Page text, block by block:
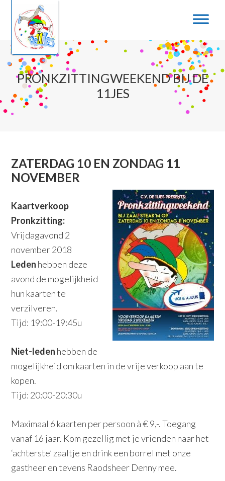
naar
hoofd
inhoud
naar
eerste
sidebar
PRONKZITTINGWEEKEND BIJ DE
11JES
ZATERDAG 10 EN ZONDAG 11
NOVEMBER
Kaartverkoop
Pronkzitting:
Vrijdagavond 2
november 2018
Leden hebben deze
avond de mogelijkheid
hun kaarten te
verzilveren.
Tijd: 19:00-19:45u
Niet-leden hebben de
mogelijkheid om kaarten in de vrije verkoop aan te
kopen.
Tijd: 20:00-20:30u
Maximaal 6 kaarten per persoon à € 9,-. Toegang
vanaf 16 jaar. Kom gezellig met je vrienden naar het
‘achterste’ zaaltje en drink een borrel met onze
gastheer en tevens Raodsheer Denny mee.